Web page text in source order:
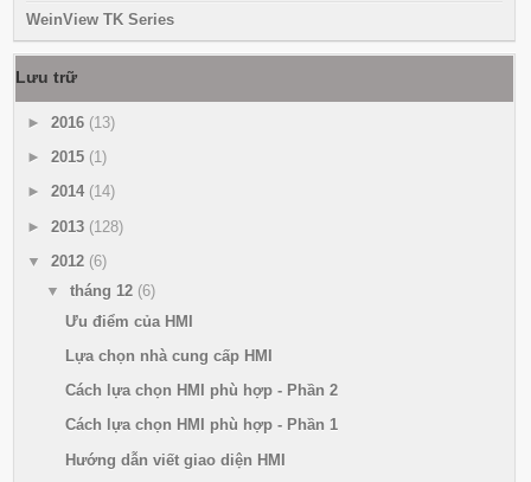
WeinView TK Series
Lưu trữ
► 2016 (13)
► 2015 (1)
► 2014 (14)
► 2013 (128)
▼ 2012 (6)
▼ tháng 12 (6)
Ưu điểm của HMI
Lựa chọn nhà cung cấp HMI
Cách lựa chọn HMI phù hợp - Phần 2
Cách lựa chọn HMI phù hợp - Phần 1
Hướng dẫn viết giao diện HMI